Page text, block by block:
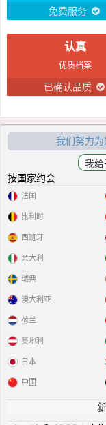
免费服务
认真
优质档案
已确认品质
我们努力为
按国家约会
法国
比利时
西班牙
意大利
瑞典
澳大利亚
荷兰
奥地利
日本
中国